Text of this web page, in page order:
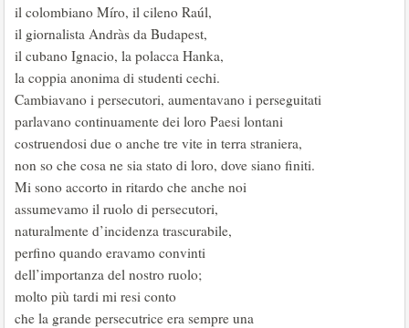
il colombiano Míro, il cileno Raúl,
il giornalista Andràs da Budapest,
il cubano Ignacio, la polacca Hanka,
la coppia anonima di studenti cechi.
Cambiavano i persecutori, aumentavano i perseguitati
parlavano continuamente dei loro Paesi lontani
costruendosi due o anche tre vite in terra straniera,
non so che cosa ne sia stato di loro, dove siano finiti.
Mi sono accorto in ritardo che anche noi
assumevamo il ruolo di persecutori,
naturalmente d’incidenza trascurabile,
perfino quando eravamo convinti
dell’importanza del nostro ruolo;
molto più tardi mi resi conto
che la grande persecutrice era sempre una